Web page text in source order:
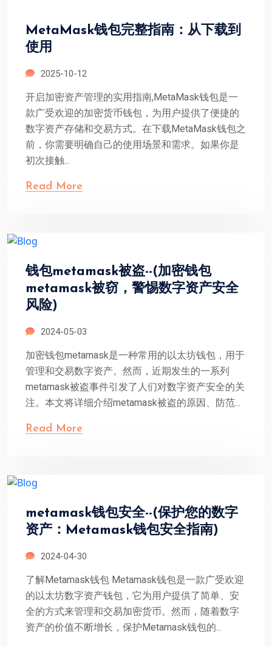
MetaMask钱包完整指南：从下载到
使用
2025-10-12
开启加密资产管理的实用指南,MetaMask钱包是一
款广受欢迎的加密货币钱包，为用户提供了便捷的
数字资产存储和交易方式。在下载MetaMask钱包之
前，你需要明确自己的使用场景和需求。如果你是
初次接触...
Read More
钱包metamask被盗--(加密钱包
metamask被窃，警惕数字资产安全
风险)
2024-05-03
加密钱包metamask是一种常用的以太坊钱包，用于
管理和交易数字资产。然而，近期发生的一系列
metamask被盗事件引发了人们对数字资产安全的关
注。本文将详细介绍metamask被盗的原因、防范...
Read More
metamask钱包安全--(保护您的数字
资产：Metamask钱包安全指南)
2024-04-30
了解Metamask钱包 Metamask钱包是一款广受欢迎
的以太坊数字资产钱包，它为用户提供了简单、安
全的方式来管理和交易加密货币。然而，随着数字
资产的价值不断增长，保护Metamask钱包的...